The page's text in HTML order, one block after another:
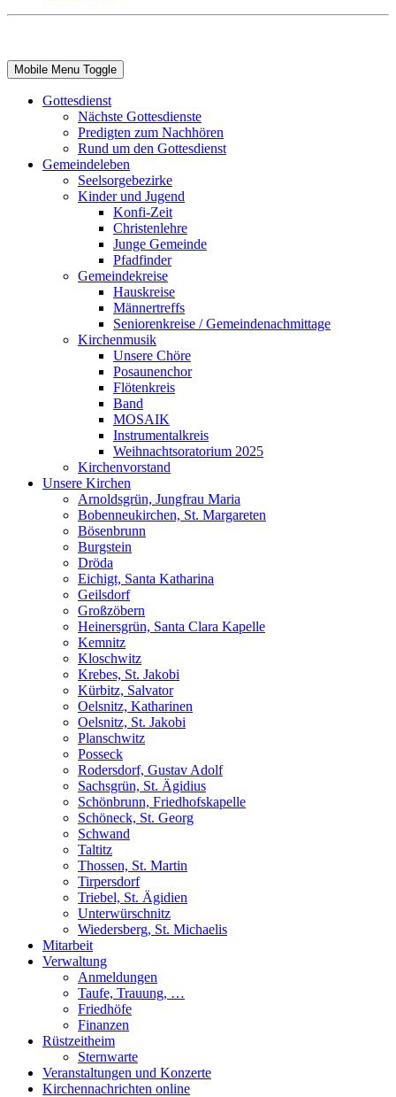
Mobile Menu Toggle
Gottesdienst
Nächste Gottesdienste
Predigten zum Nachhören
Rund um den Gottesdienst
Gemeindeleben
Seelsorgebezirke
Kinder und Jugend
Konfi-Zeit
Christenlehre
Junge Gemeinde
Pfadfinder
Gemeindekreise
Hauskreise
Männertreffs
Seniorenkreise / Gemeindenachmittage
Kirchenmusik
Unsere Chöre
Posaunenchor
Flötenkreis
Band
MOSAIK
Instrumentalkreis
Weihnachtsoratorium 2025
Kirchenvorstand
Unsere Kirchen
Arnoldsgrün, Jungfrau Maria
Bobenneukirchen, St. Margareten
Bösenbrunn
Burgstein
Dröda
Eichigt, Santa Katharina
Geilsdorf
Großzöbern
Heinersgrün, Santa Clara Kapelle
Kemnitz
Kloschwitz
Krebes, St. Jakobi
Kürbitz, Salvator
Oelsnitz, Katharinen
Oelsnitz, St. Jakobi
Planschwitz
Posseck
Rodersdorf, Gustav Adolf
Sachsgrün, St. Ägidius
Schönbrunn, Friedhofskapelle
Schöneck, St. Georg
Schwand
Taltitz
Thossen, St. Martin
Tirpersdorf
Triebel, St. Ägidien
Unterwürschnitz
Wiedersberg, St. Michaelis
Mitarbeit
Verwaltung
Anmeldungen
Taufe, Trauung, …
Friedhöfe
Finanzen
Rüstzeitheim
Sternwarte
Veranstaltungen und Konzerte
Kirchennachrichten online